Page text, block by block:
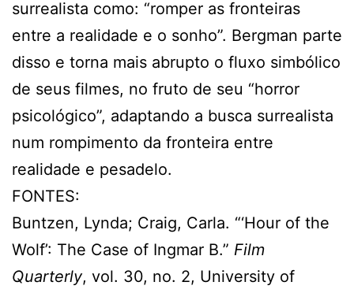
surrealista como: “romper as fronteiras
entre a realidade e o sonho”. Bergman parte
disso e torna mais abrupto o fluxo simbólico
de seus filmes, no fruto de seu “horror
psicológico”, adaptando a busca surrealista
num rompimento da fronteira entre
realidade e pesadelo.
FONTES:
Buntzen, Lynda; Craig, Carla. “‘Hour of the
Wolf’: The Case of Ingmar B.” Film
Quarterly, vol. 30, no. 2, University of